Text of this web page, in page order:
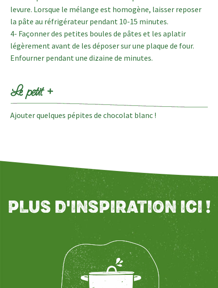
levure. Lorsque le mélange est homogène, laisser reposer
la pâte au réfrigérateur pendant 10-15 minutes.
4- Façonner des petites boules de pâtes et les aplatir
légèrement avant de les déposer sur une plaque de four.
Enfourner pendant une dizaine de minutes.
Le petit +
Ajouter quelques pépites de chocolat blanc !
PLUS D'INSPIRATION ICI !